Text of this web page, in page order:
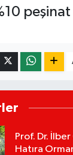
Prof. Dr.
Hatıra